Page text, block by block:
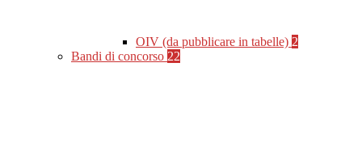
OIV (da pubblicare in tabelle) 2
Bandi di concorso 22